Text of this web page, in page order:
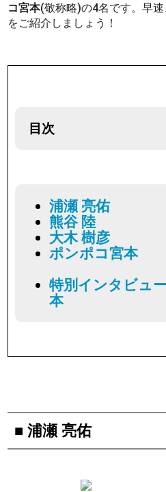
コ宮本(敬称略)の4名です。早
をご紹介しましょう！
目次
浦瀬 亮佑
熊谷 陸
大木 樹彦
ポンポコ宮本
特別インタビュ
本
■ 浦瀬 亮佑